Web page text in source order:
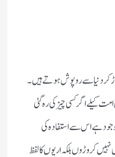
کر دنیا سے روپوش ہوتے ہیں۔
کیلے اگرکسی چیز کی رہ گئی
ہے اس سے استفادہ کی
کروڑوں بلکہ اریوں کالفظ